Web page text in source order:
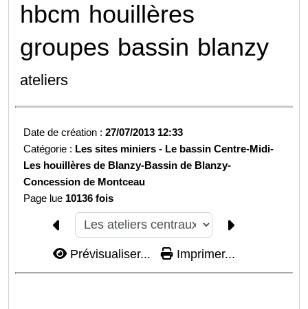
hbcm houillères
groupes bassin blanzy
ateliers
Date de création :27/07/2013 12:33
Catégorie : Les sites miniers - Le bassin Centre-Midi-
Les houillères de Blanzy-Bassin de Blanzy-
Concession de Montceau
Page lue 10136 fois
Prévisualiser... Imprimer...